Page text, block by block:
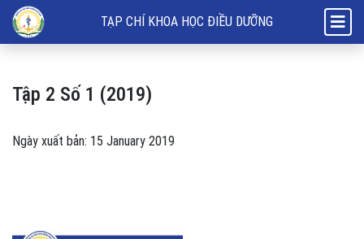
Tập 2 Số 1 (2019)
TẠP CHÍ KHOA HỌC ĐIỀU DƯỠNG
Tập 2 Số 1 (2019)
Ngày xuất bản: 15 January 2019